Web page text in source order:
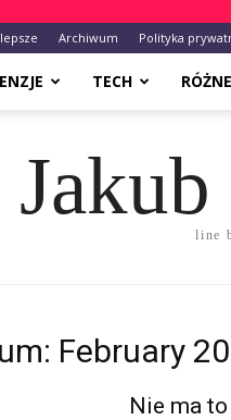
Archiwum Polityka
TECH RÓŻNE
line
February
Nie ma